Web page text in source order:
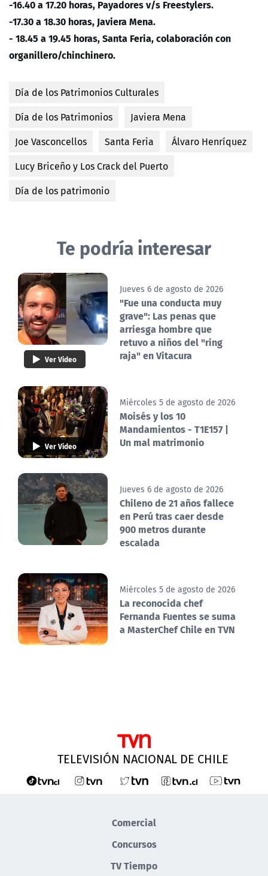
-16.40 a 17.20 horas, Payadores v/s Freestylers.
-17.30 a 18.30 horas, Javiera Mena.
- 18.45 a 19.45 horas, Santa Feria, colaboración con
organillero/chinchinero.
Día de los Patrimonios Culturales
Día de los Patrimonios
Javiera Mena
Joe Vasconcellos
Santa Feria
Álvaro Henríquez
Lucy Briceño y Los Crack del Puerto
Día de los patrimonio
Te podría interesar
Ver Video
Jueves 6 de agosto de 2026
"Fue una conducta muy
grave": Las penas que
arriesga hombre que
retuvo a niños del "ring
raja" en Vitacura
Ver Video
Miércoles 5 de agosto de 2026
Moisés y los 10
Mandamientos - T1E157 |
Un mal matrimonio
Jueves 6 de agosto de 2026
Chileno de 21 años fallece
en Perú tras caer desde
900 metros durante
escalada
Miércoles 5 de agosto de 2026
La reconocida chef
Fernanda Fuentes se suma
a MasterChef Chile en TVN
TELEVISIÓN NACIONAL DE CHILE
Comercial
Concursos
TV Tiempo